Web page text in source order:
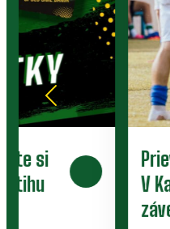
Prievidza
V Kanianke